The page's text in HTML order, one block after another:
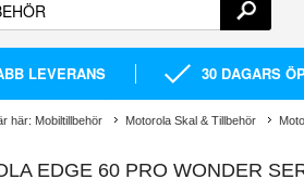
LEVERANS 30 DAGARS
här: Mobiltillbehör Motorola Skal & Tillbehör
EDGE 60 PRO WONDER